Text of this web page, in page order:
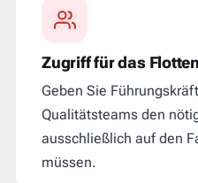
Zugriff für das
Geben Sie
Qualitätsteams den
ausschließlich auf den
müssen.